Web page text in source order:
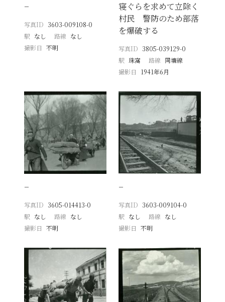
−
写真ID 3603-009108-0
駅 なし 路線 なし
撮影日
不明
寝ぐらを求めて立除く
村民 警防のため部落
を爆破する
写真ID 3805-039129-0
駅 珠窩 路線 同塘線
撮影日
1941年6月
−
写真ID 3605-014413-0
駅 なし 路線 なし
撮影日
不明
−
写真ID 3603-009104-0
駅 なし 路線 なし
撮影日 不明